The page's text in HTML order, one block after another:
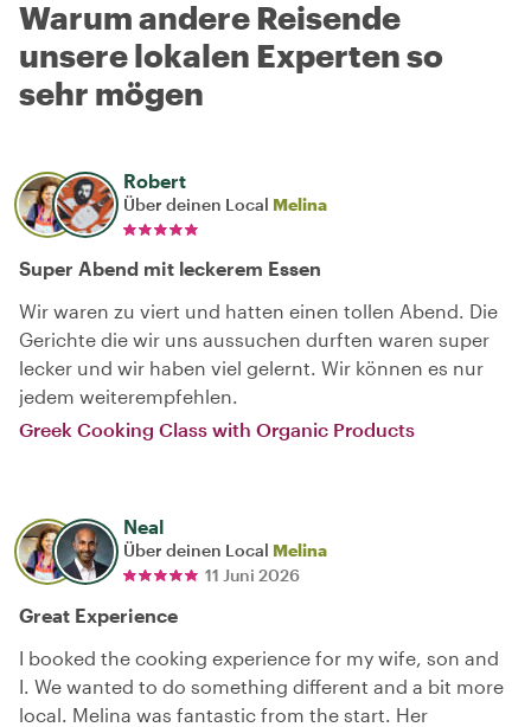
Warum andere Reisende
unsere lokalen Experten so
sehr mögen
Robert
Über deinen Local Melina
Super Abend mit leckerem Essen
Wir waren zu viert und hatten einen tollen Abend. Die
Gerichte die wir uns aussuchen durften waren super
lecker und wir haben viel gelernt. Wir können es nur
jedem weiterempfehlen.
Greek Cooking Class with Organic Products
Neal
Über deinen Local Melina
11 Juni 2026
Great Experience
I booked the cooking experience for my wife, son and
I. We wanted to do something different and a bit more
local. Melina was fantastic from the start. Her